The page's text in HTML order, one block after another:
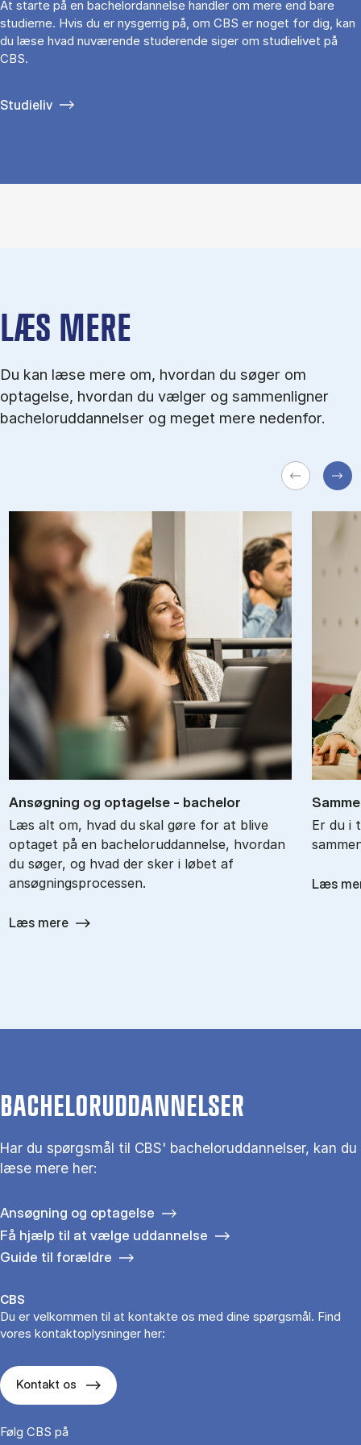
At starte på en bachelordannelse handler om mere end bare
studierne. Hvis du er nysgerrig på, om CBS er noget for dig, kan
du læse hvad nuværende studerende siger om studielivet på
CBS.
Studieliv
LÆS MERE
Du kan læse mere om, hvordan du søger om
optagelse, hvordan du vælger og sammenligner
bacheloruddannelser og meget mere nedenfor.
An­søg­ning og op­ta­gel­se - ba­chel­or
Læs alt om, hvad du skal gøre for at blive
optaget på en bacheloruddannelse, hvordan
du søger, og hvad der sker i løbet af
ansøgningsprocessen.
Læs mere
Er du i
Læs
BACHELORUDDANNELSER
Har du spørgsmål til CBS' bacheloruddannelser, kan du
læse mere her:
Ansøgning og optagelse
Få hjælp til at vælge uddannelse
Guide til forældre
CBS
Du er velkommen til at kontakte os med dine spørgsmål. Find
vores kontaktoplysninger her:
Kontakt os
Følg CBS på